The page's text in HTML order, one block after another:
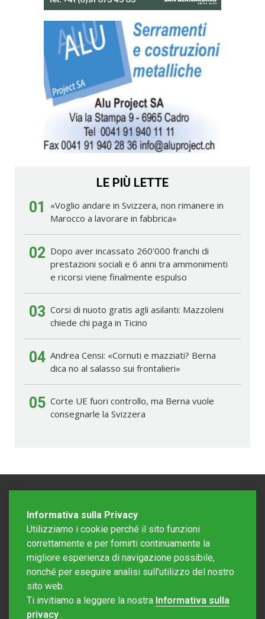
LE PIÙ LETTE
01
«Voglio andare in Svizzera, non rimanere in
Marocco a lavorare in fabbrica»
02 Dopo aver incassato 260'000 franchi di
prestazioni sociali e 6 anni tra ammonimenti
e ricorsi viene finalmente espulso
03 Corsi di nuoto gratis agli asilanti: Mazzoleni
chiede chi paga in Ticino
04 Andrea Censi: «Cornuti e mazziati? Berna
dica no al salasso sui frontalieri»
05 Corte UE fuori controllo, ma Berna vuole
consegnarle la Svizzera
Editore Rotostampa SA
Informativa sulla Privacy
Utilizziamo i cookie perché il sito funzioni
correttamente e per fornirti continuamente la
migliore esperienza di navigazione possibile,
nonché per eseguire analisi sull'utilizzo del nostro
sito web.
Ti invitiamo a leggere la nostra Informativa sulla
privacy .